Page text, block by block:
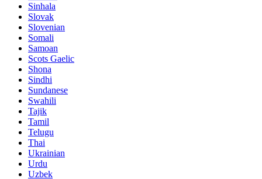
Sinhala
Slovak
Slovenian
Somali
Samoan
Scots Gaelic
Shona
Sindhi
Sundanese
Swahili
Tajik
Tamil
Telugu
Thai
Ukrainian
Urdu
Uzbek